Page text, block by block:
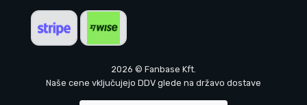
2026 © Fanbase Kft.
Naše cene vključujejo DDV glede na državo dostave